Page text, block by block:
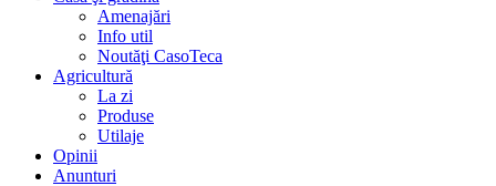
Amenajări
Info util
Noutăţi CasoTeca
Agricultură
La zi
Produse
Utilaje
Opinii
Anunturi